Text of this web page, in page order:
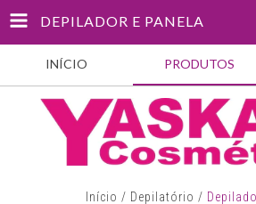
DEPILADOR E PANELA
INÍCIO PRODUTOS
Início / Depilatório /